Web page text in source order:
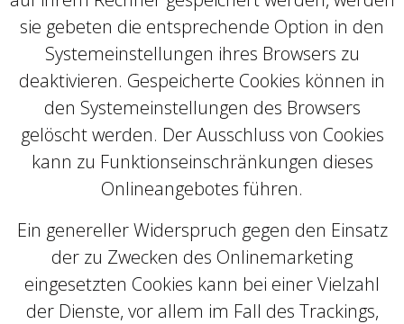
sie gebeten die entsprechende Option in den
Systemeinstellungen ihres Browsers zu
deaktivieren. Gespeicherte Cookies können in
den Systemeinstellungen des Browsers
gelöscht werden. Der Ausschluss von Cookies
kann zu Funktionseinschränkungen dieses
Onlineangebotes führen.
Ein genereller Widerspruch gegen den Einsatz
der zu Zwecken des Onlinemarketing
eingesetzten Cookies kann bei einer Vielzahl
der Dienste, vor allem im Fall des Trackings,